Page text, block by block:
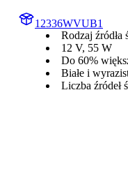
12336WVUB1
Rodzaj źródła
12 V, 55 W
Do 60%
Białe i
Liczba źródeł